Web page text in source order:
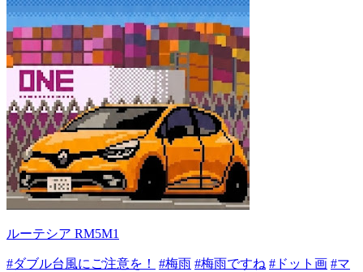
ルーテシア RM5M1
#ダブル台風にご注意を！ #梅雨 #梅雨ですね #ドット画 #マ